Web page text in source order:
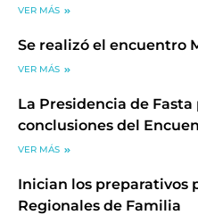
VER MÁS
Se realizó el encuentro
VER MÁS
La Presidencia de
conclusiones del
VER MÁS
Inician los preparativos
Regionales de Familia